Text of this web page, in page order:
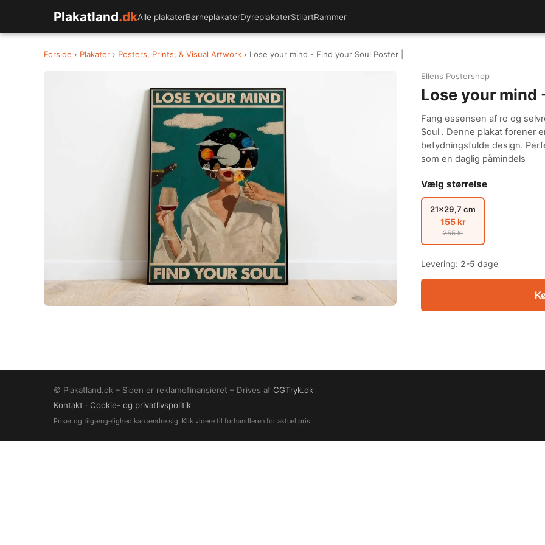
Plakatland.dkAlle plakaterBørneplakaterDyreplakaterStilartRammer
Forside › Plakater › Posters, Prints, & Visual Artwork › Lose your mind - Find your Soul Poster |
Ellens Postershop
Lose your mind
Fang essensen af ro og
Soul . Denne plakat forener
betydningsfulde design.
som en daglig påmindels
Vælg størrelse
21x29,7 cm
155 kr
255 kr
Levering: 2-5 dage
© Plakatland.dk – Siden er reklamefinansieret – Drives af CGTryk.dk
Kontakt · Cookie- og privatlivspolitik
Priser og tilgængelighed kan ændre sig. Klik videre til forhandleren for aktuel pris.